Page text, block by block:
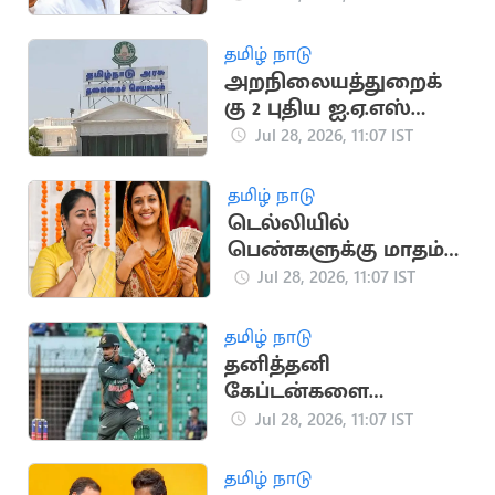
நாகேந்திரன்
தமிழ் நாடு
அறநிலையத்துறைக்
கு 2 புதிய ஐ.ஏ.எஸ்
அதிகாரிகள் நியமனம்
Jul 28, 2026, 11:07 IST
தமிழ் நாடு
டெல்லியில்
பெண்களுக்கு மாதம்
ரூ.2,500 வழங்கும்
Jul 28, 2026, 11:07 IST
தமிழ் நாடு
தனித்தனி
கேப்டன்களை
நியமிக்க வங்காளதேச
திட்டம்
Jul 28, 2026, 11:07 IST
தமிழ் நாடு